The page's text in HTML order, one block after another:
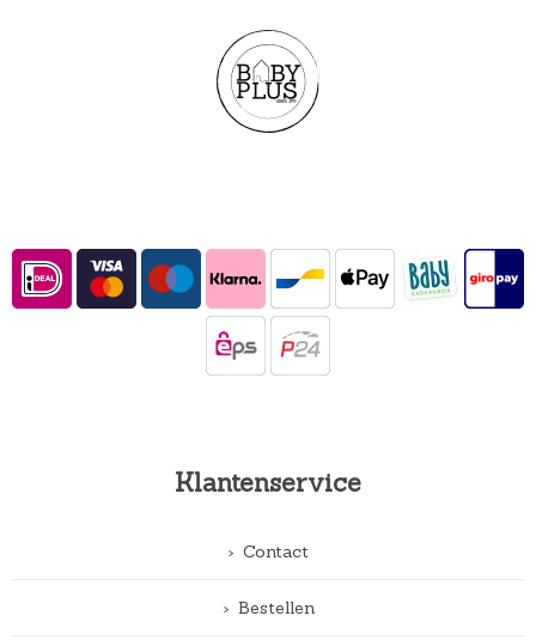
Klantenservice
Contact
Bestellen